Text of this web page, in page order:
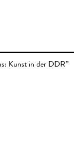
Kunst in der DDR”